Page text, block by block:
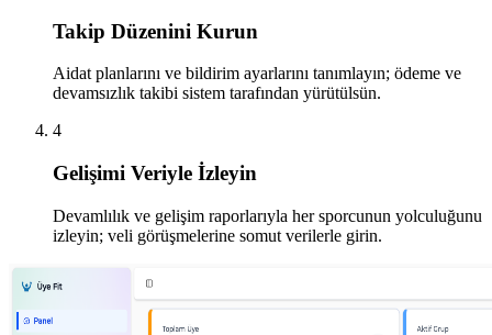
Takip Düzenini Kurun
Aidat planlarını ve bildirim ayarlarını tanımlayın; ödeme ve
devamsızlık takibi sistem tarafından yürütülsün.
4
Gelişimi Veriyle İzleyin
Devamlılık ve gelişim raporlarıyla her sporcunun yolculuğunu
izleyin; veli görüşmelerine somut verilerle girin.